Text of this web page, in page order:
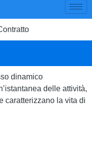
dinamico
delle attività,
caratterizzano la vita di